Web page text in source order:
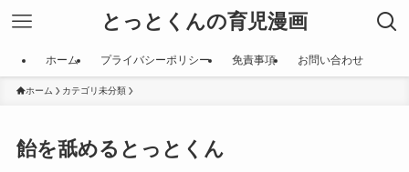
とっとくんの育児漫画
ホーム プライバシーポリシー 免責事項 お問い合わせ
ホーム カテゴリ未分類
飴を舐めるとっとくん